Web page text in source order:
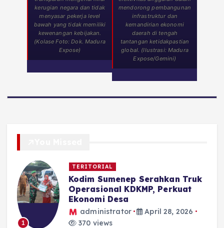
kerugian negara dan tidak
menyasar pekerja level
bawah yang tidak memiliki
kewenangan kebijakan.
(Kolase Foto: Dok. Madura
Expose)
mendorong pembangunan
infrastruktur dan
kemandirian ekonomi
daerah di tengah
tantangan ketidakpastian
global. (Ilustrasi: Madura
Expose/Gemini)
1
TERITORIAL
Kodim Sumenep Serahkan Truk
Operasional KDKMP, Perkuat
Ekonomi Desa
administrator
April 28, 2026
370 views